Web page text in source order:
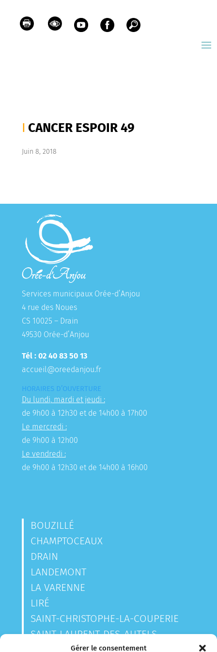
Gérer le consentement
CANCER ESPOIR 49
Juin 8, 2018
Services municipaux Orée-d’Anjou
4 rue des Noues
CS 10025 – Drain
49530 Orée-d’Anjou
Tél : 02 40 83 50 13
accueil@oreedanjou.fr
HORAIRES D’OUVERTURE
Du lundi, mardi et jeudi :
de 9h00 à 12h30 et de 14h00 à 17h00
Le mercredi :
de 9h00 à 12h00
Le vendredi :
de 9h00 à 12h30 et de 14h00 à 16h00
BOUZILLÉ
CHAMPTOCEAUX
DRAIN
LANDEMONT
LA VARENNE
LIRÉ
SAINT-CHRISTOPHE-LA-COUPERIE
SAINT-LAURENT-DES-AUTELS
SAINT-SAUVEUR-DE-LANDEMONT